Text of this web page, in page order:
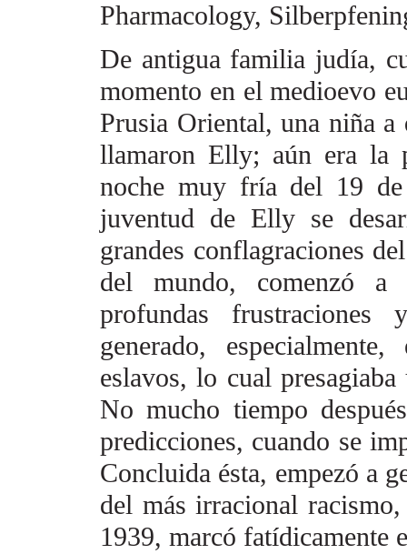
Pharmacology,
De antigua familia judía,
momento en el medioevo
Prusia Oriental, una niña
llamaron Elly; aún era la
noche muy fría del 19
juventud de Elly se
grandes conflagraciones
del mundo, comenzó a
profundas frustraciones
generado, especialmente,
eslavos, lo cual presagiaba
No mucho tiempo después
predicciones, cuando se
Concluida ésta, empezó a
del más irracional
1939, marcó fatídicamente